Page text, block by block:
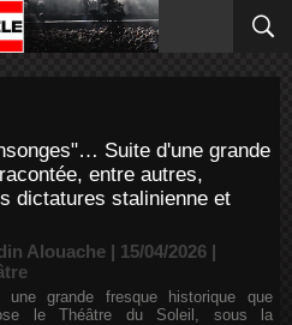
Suite d'une grande
entre autres,
dictatures stalinienne et
Alouache | 15/04/2026 |
une grande fresque historique que
le Théâtre du Soleil, sous la